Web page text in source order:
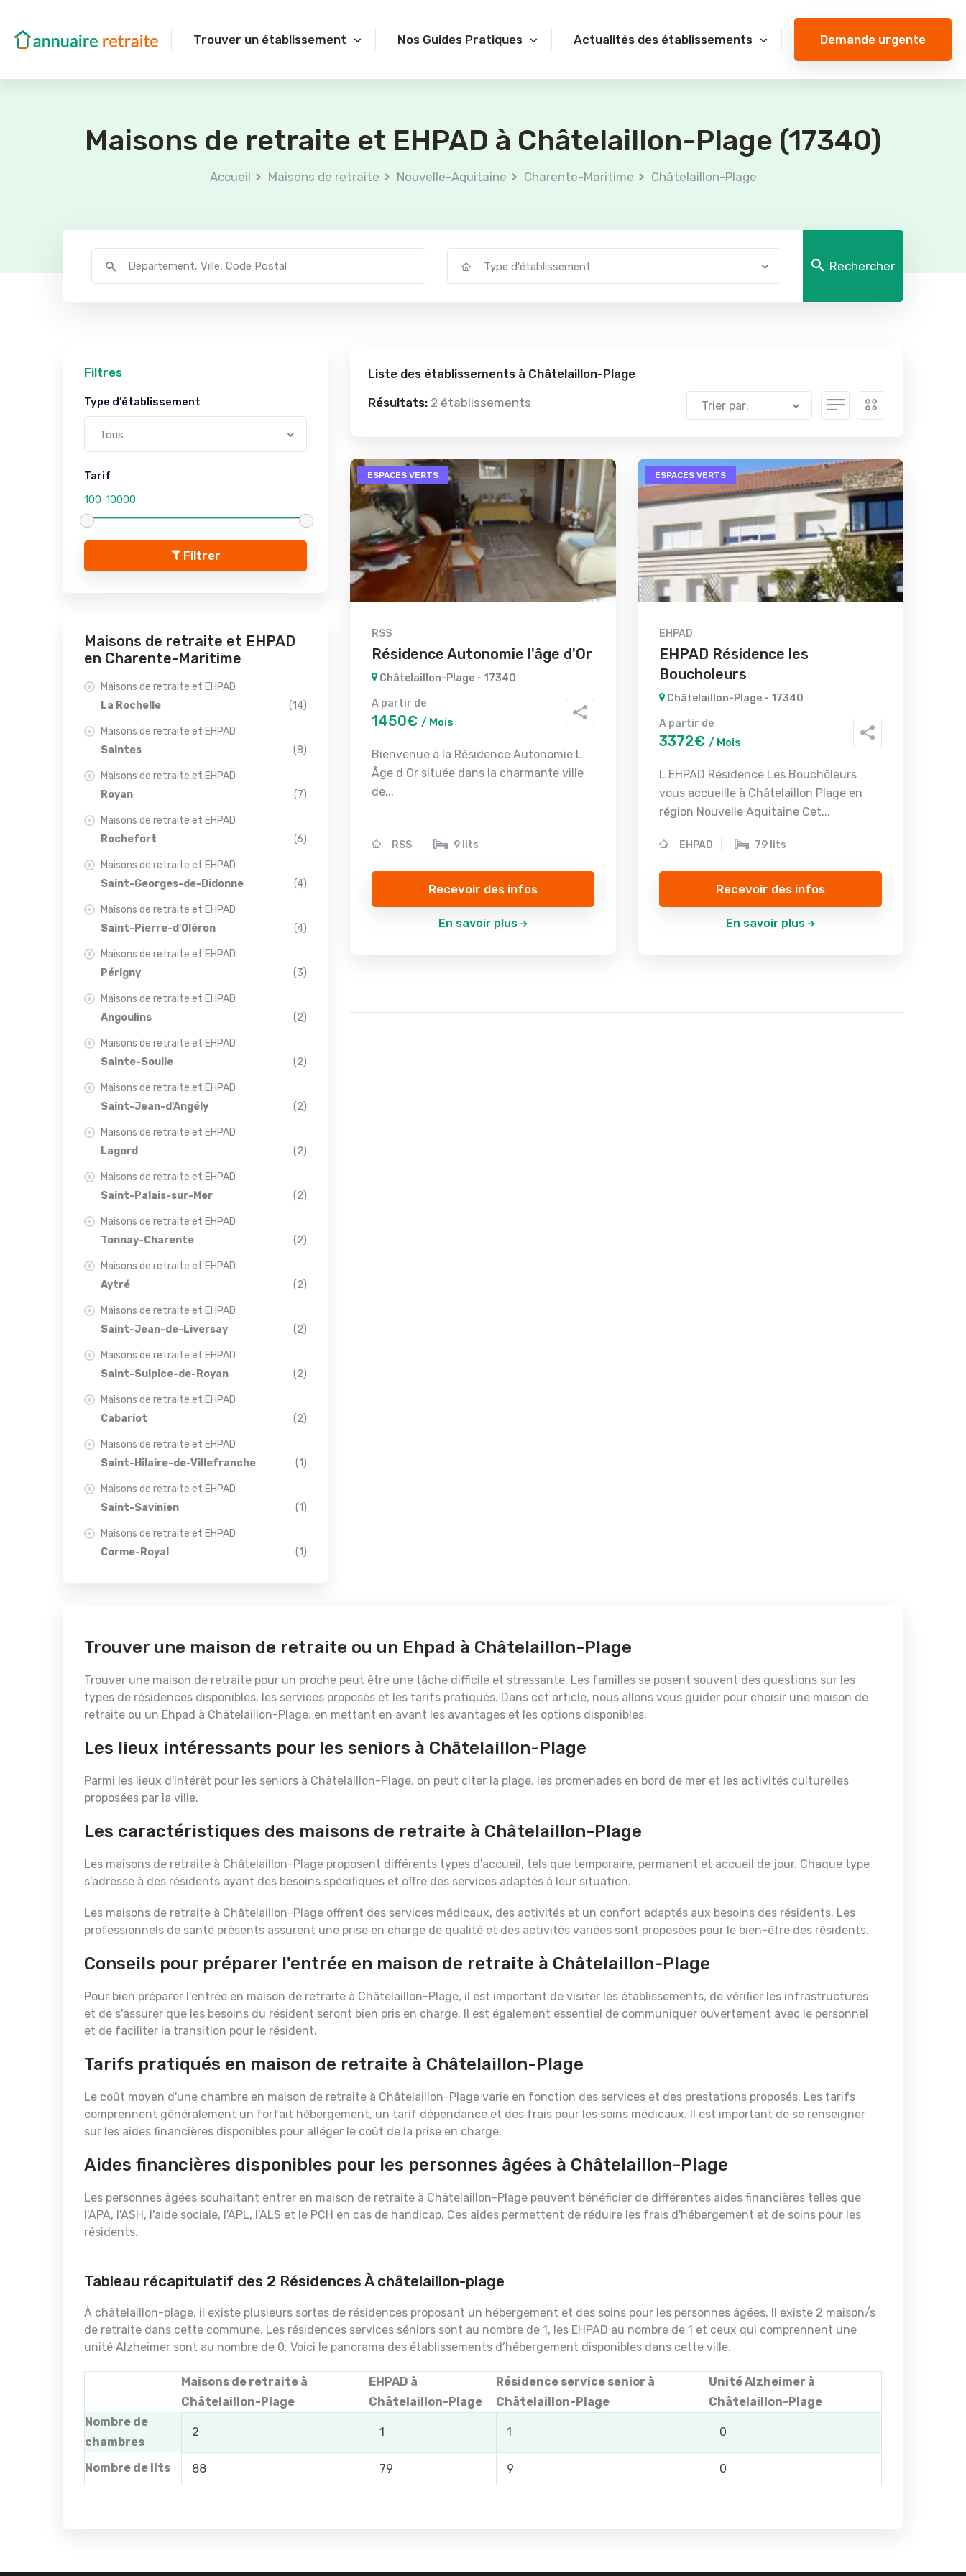
Trouver un établissement Nos Guides Pratiques Actualités des établissements Demande urgente
Maisons de retraite et EHPAD à Châtelaillon-Plage (17340)
Accueil Maisons de retraite Nouvelle-Aquitaine Charente-Maritime Châtelaillon-Plage
Type d'établissement Rechercher
Liste des établissements à Châtelaillon-Plage
Résultats: 2 établissements Trier par:
ESPACES VERTS
RSS
Résidence Autonomie l'âge d'Or
Châtelaillon-Plage - 17340
A partir de
1450€ / Mois
Bienvenue à la Résidence Autonomie L
Âge d Or située dans la charmante ville
de...
RSS 9 lits
Recevoir des infos
En savoir plus
ESPACES VERTS
EHPAD
EHPAD Résidence les
Boucholeurs
Châtelaillon-Plage - 17340
A partir de
3372€ / Mois
L EHPAD Résidence Les Bouchôleurs
vous accueille à Châtelaillon Plage en
région Nouvelle Aquitaine Cet...
EHPAD 79 lits
Recevoir des infos
En savoir plus
Filtres
Type d’établissement
Tous
Tarif
Filtrer
Maisons de retraite et EHPAD
en Charente-Maritime
Maisons de retraite et EHPAD
La Rochelle
(14)
Maisons de retraite et EHPAD
Saintes
(8)
Maisons de retraite et EHPAD
Royan
(7)
Maisons de retraite et EHPAD
Rochefort
(6)
Maisons de retraite et EHPAD
Saint-Georges-de-Didonne
(4)
Maisons de retraite et EHPAD
Saint-Pierre-d'Oléron
(4)
Maisons de retraite et EHPAD
Périgny
(3)
Maisons de retraite et EHPAD
Angoulins
(2)
Maisons de retraite et EHPAD
Sainte-Soulle
(2)
Maisons de retraite et EHPAD
Saint-Jean-d'Angély
(2)
Maisons de retraite et EHPAD
Lagord
(2)
Maisons de retraite et EHPAD
Saint-Palais-sur-Mer
(2)
Maisons de retraite et EHPAD
Tonnay-Charente
(2)
Maisons de retraite et EHPAD
Aytré
(2)
Maisons de retraite et EHPAD
Saint-Jean-de-Liversay
(2)
Maisons de retraite et EHPAD
Saint-Sulpice-de-Royan
(2)
Maisons de retraite et EHPAD
Cabariot
(2)
Maisons de retraite et EHPAD
Saint-Hilaire-de-Villefranche
(1)
Maisons de retraite et EHPAD
Saint-Savinien
(1)
Maisons de retraite et EHPAD
Corme-Royal
(1)
Trouver une maison de retraite ou un Ehpad à Châtelaillon-Plage
Trouver une maison de retraite pour un proche peut être une tâche difficile et stressante. Les familles se posent souvent des questions sur les
types de résidences disponibles, les services proposés et les tarifs pratiqués. Dans cet article, nous allons vous guider pour choisir une maison de
retraite ou un Ehpad à Châtelaillon-Plage, en mettant en avant les avantages et les options disponibles.
Les lieux intéressants pour les seniors à Châtelaillon-Plage
Parmi les lieux d'intérêt pour les seniors à Châtelaillon-Plage, on peut citer la plage, les promenades en bord de mer et les activités culturelles
proposées par la ville.
Les caractéristiques des maisons de retraite à Châtelaillon-Plage
Les maisons de retraite à Châtelaillon-Plage proposent différents types d'accueil, tels que temporaire, permanent et accueil de jour. Chaque type
s'adresse à des résidents ayant des besoins spécifiques et offre des services adaptés à leur situation.
Les maisons de retraite à Châtelaillon-Plage offrent des services médicaux, des activités et un confort adaptés aux besoins des résidents. Les
professionnels de santé présents assurent une prise en charge de qualité et des activités variées sont proposées pour le bien-être des résidents.
Conseils pour préparer l'entrée en maison de retraite à Châtelaillon-Plage
Pour bien préparer l'entrée en maison de retraite à Châtelaillon-Plage, il est important de visiter les établissements, de vérifier les infrastructures
et de s'assurer que les besoins du résident seront bien pris en charge. Il est également essentiel de communiquer ouvertement avec le personnel
et de faciliter la transition pour le résident.
Tarifs pratiqués en maison de retraite à Châtelaillon-Plage
Le coût moyen d'une chambre en maison de retraite à Châtelaillon-Plage varie en fonction des services et des prestations proposés. Les tarifs
comprennent généralement un forfait hébergement, un tarif dépendance et des frais pour les soins médicaux. Il est important de se renseigner
sur les aides financières disponibles pour alléger le coût de la prise en charge.
Aides financières disponibles pour les personnes âgées à Châtelaillon-Plage
Les personnes âgées souhaitant entrer en maison de retraite à Châtelaillon-Plage peuvent bénéficier de différentes aides financières telles que
l'APA, l'ASH, l'aide sociale, l'APL, l'ALS et le PCH en cas de handicap. Ces aides permettent de réduire les frais d'hébergement et de soins pour les
résidents.
Tableau récapitulatif des 2 Résidences À châtelaillon-plage
À châtelaillon-plage, il existe plusieurs sortes de résidences proposant un hébergement et des soins pour les personnes âgées. Il existe 2 maison/s
de retraite dans cette commune. Les résidences services séniors sont au nombre de 1, les EHPAD au nombre de 1 et ceux qui comprennent une
unité Alzheimer sont au nombre de 0. Voici le panorama des établissements d’hébergement disponibles dans cette ville.
Maisons de retraite à
Châtelaillon-Plage
EHPAD à
Châtelaillon-Plage
Résidence service senior à
Châtelaillon-Plage
Unité Alzheimer à
Châtelaillon-Plage
Nombre de
chambres
2 1 1 0
Nombre de lits 88 79 9 0